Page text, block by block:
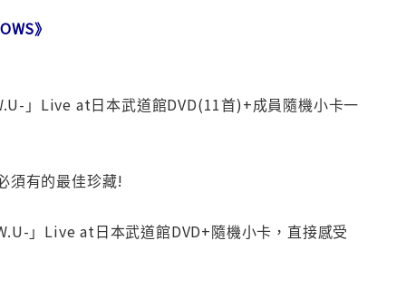
》
」Live at日本武道館DVD(11首)+成員隨機小卡一
須有的最佳珍藏!
」Live at日本武道館DVD+隨機小卡，直接感受